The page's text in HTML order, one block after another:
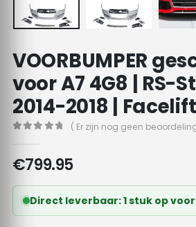
VOORBUMPER
voor A7 4G8 | RS-
2014-2018 | Facelift
( Er zijn nog geen
€799.95
Direct leverbaar: 1 stuk op